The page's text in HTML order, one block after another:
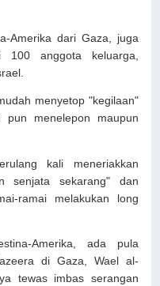
Amerika dari Gaza, juga
100 anggota keluarga,
menyetop "kegilaan"
pun menelepon maupun
kali meneriakkan
senjata sekarang" dan
ramai melakukan long
Amerika, ada pula
di Gaza, Wael al-
tewas imbas serangan